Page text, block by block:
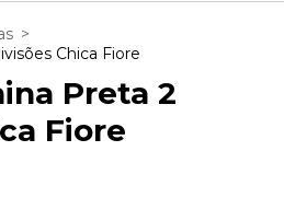
>
Chica Fiore
Preta 2
Fiore